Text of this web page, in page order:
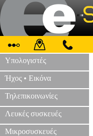
Υπολογιστές
Ήχος • Εικόνα
Τηλεπικοινωνίες
Λευκές συσκευές
Μικροσυσκευές